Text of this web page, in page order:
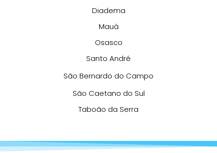
Diadema
Mauá
Osasco
Santo André
São Bernardo do Campo
São Caetano do Sul
Taboão da Serra